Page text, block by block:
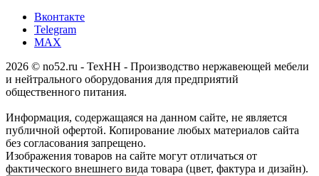
Вконтакте
Telegram
MAX
2026 © no52.ru - ТехНН - Производство нержавеющей мебели
и нейтрального оборудования для предприятий
общественного питания.
Информация, содержащаяся на данном сайте, не является
публичной офертой. Копирование любых материалов сайта
без согласования запрещено.
Изображения товаров на сайте могут отличаться от
фактического внешнего вида товара (цвет, фактура и дизайн).